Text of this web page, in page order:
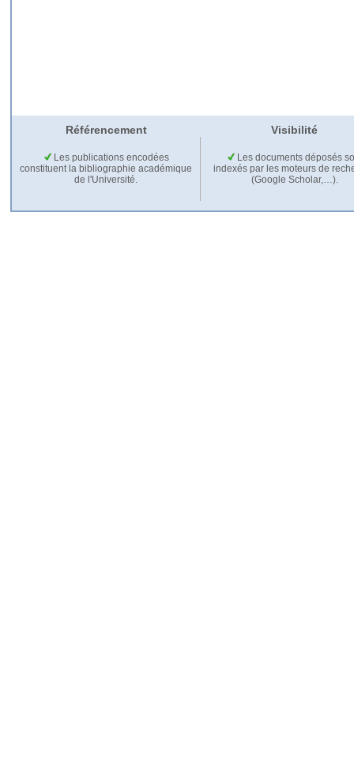
Référencement Visibilité
Les publications encodées
constituent la bibliographie académique
de l'Université.
Les documents déposés
indexés par les moteurs de
(Google Scholar,…).